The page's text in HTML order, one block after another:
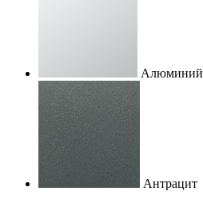
Алюминий
Антрацит